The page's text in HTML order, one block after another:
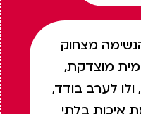
מצחוק
מוצדקת,
לערב בודד,